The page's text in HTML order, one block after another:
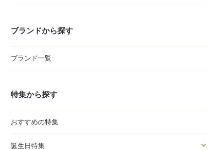
ブランドから探す
ブランド一覧
特集から探す
おすすめの特集
誕生日特集